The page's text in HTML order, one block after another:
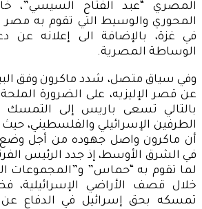
المصري “عبد الفتاح السيسي”،
المحوري والوسيط التي تقوم به
في غزة، بالإضافة الى إعلانه عن
الوساطة المصرية.
وفي سياق متصل، شدد ماكرون وفق
عن قصر الإليزيه، على الضرورة
بالتالي تسعى باريس إلى
الطرفين الإسرائيلي والفلسطيني، حيث
أن ماكرون واصل جهوده من أجل
في الشرق الأوسط، إذ جدد الرئيس
لما تقوم به “حماس” و”المجموعات
خلال قصف الأراضي الإسرائيلية،
تمسكه بحق إسرائيل في الدفاع